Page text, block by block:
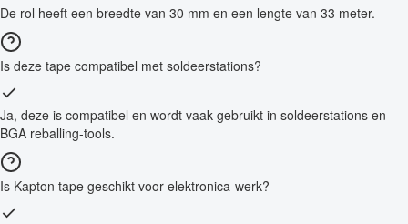
De rol heeft een breedte van 30 mm en een lengte van 33 meter.
Is deze tape compatibel met soldeerstations?
Ja, deze is compatibel en wordt vaak gebruikt in soldeerstations en
BGA reballing-tools.
Is Kapton tape geschikt voor elektronica-werk?